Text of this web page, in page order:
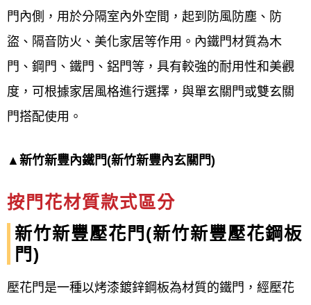
門內側，用於分隔室內外空間，起到防風防塵、防
盜、隔音防火、美化家居等作用。內鐵門材質為木
門、鋼門、鐵門、鋁門等，具有較強的耐用性和美觀
度，可根據家居風格進行選擇，與單玄關門或雙玄關
門搭配使用。
▲新竹新豐內鐵門(新竹新豐內玄關門)
按門花材質款式區分
新竹新豐壓花門(新竹新豐壓花鋼板
門)
壓花門是一種以烤漆鍍鋅鋼板為材質的鐵門，經壓花